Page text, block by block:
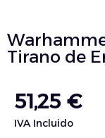
Tirano de
51,25 €
IVA Incluido